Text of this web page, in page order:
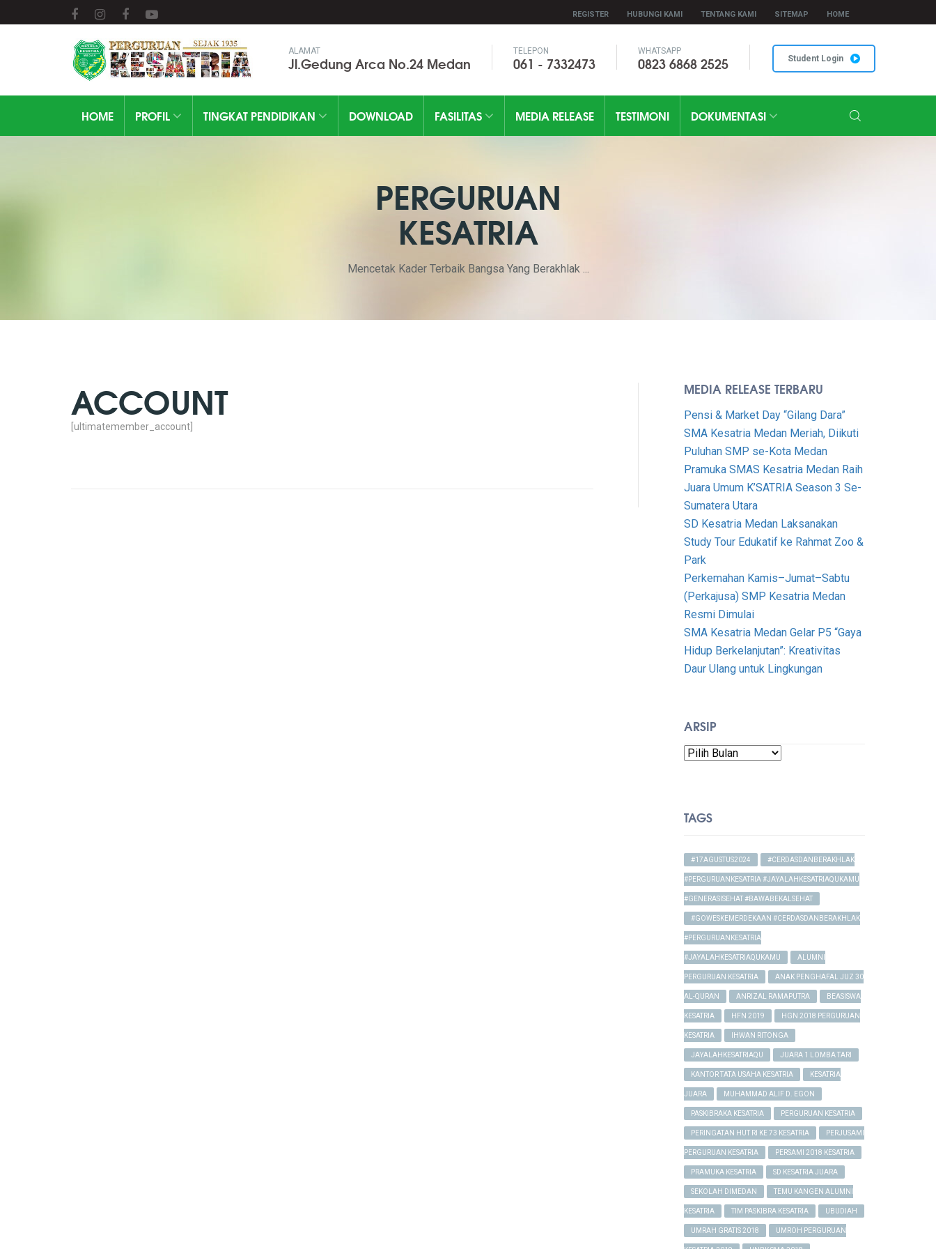
REGISTER HUBUNGI KAMI TENTANG KAMI SITEMAP HOME
ALAMAT
Jl.Gedung Arca No.24 Medan
TELEPON
061 - 7332473
WHATSAPP
0823 6868 2525 Student Login
HOME PROFIL TINGKAT PENDIDIKAN DOWNLOAD FASILITAS MEDIA RELEASE TESTIMONI DOKUMENTASI
PERGURUAN
KESATRIA
Mencetak Kader Terbaik Bangsa Yang Berakhlak ...
ACCOUNT
[ultimatemember_account]
MEDIA RELEASE TERBARU
Pensi & Market Day “Gilang Dara”
SMA Kesatria Medan Meriah, Diikuti
Puluhan SMP se-Kota Medan
Pramuka SMAS Kesatria Medan Raih
Juara Umum K’SATRIA Season 3 Se-
Sumatera Utara
SD Kesatria Medan Laksanakan
Study Tour Edukatif ke Rahmat Zoo &
Park
Perkemahan Kamis–Jumat–Sabtu
(Perkajusa) SMP Kesatria Medan
Resmi Dimulai
SMA Kesatria Medan Gelar P5 “Gaya
Hidup Berkelanjutan”: Kreativitas
Daur Ulang untuk Lingkungan
ARSIP
Arsip
TAGS
#17AGUSTUS2024 #CERDASDANBERAKHLAK
#PERGURUANKESATRIA #JAYALAHKESATRIAQUKAMU
#GENERASISEHAT #BAWABEKALSEHAT
#GOWESKEMERDEKAAN #CERDASDANBERAKHLAK
#PERGURUANKESATRIA
#JAYALAHKESATRIAQUKAMU ALUMNI
PERGURUAN KESATRIA ANAK PENGHAFAL JUZ 30
AL-QURAN ANRIZAL RAMAPUTRA BEASISWA
KESATRIA HFN 2019 HGN 2018 PERGURUAN
KESATRIA IHWAN RITONGA
JAYALAHKESATRIAQU JUARA 1 LOMBA TARI
KANTOR TATA USAHA KESATRIA KESATRIA
JUARA MUHAMMAD ALIF D. EGON
PASKIBRAKA KESATRIA PERGURUAN KESATRIA
PERINGATAN HUT RI KE 73 KESATRIA PERJUSAMI
PERGURUAN KESATRIA PERSAMI 2018 KESATRIA
PRAMUKA KESATRIA SD KESATRIA JUARA
SEKOLAH DIMEDAN TEMU KANGEN ALUMNI
KESATRIA TIM PASKIBRA KESATRIA UBUDIAH
UMRAH GRATIS 2018 UMROH PERGURUAN